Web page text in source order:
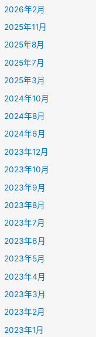
2026年2月
2025年11月
2025年8月
2025年7月
2025年3月
2024年10月
2024年8月
2024年6月
2023年12月
2023年10月
2023年9月
2023年8月
2023年7月
2023年6月
2023年5月
2023年4月
2023年3月
2023年2月
2023年1月